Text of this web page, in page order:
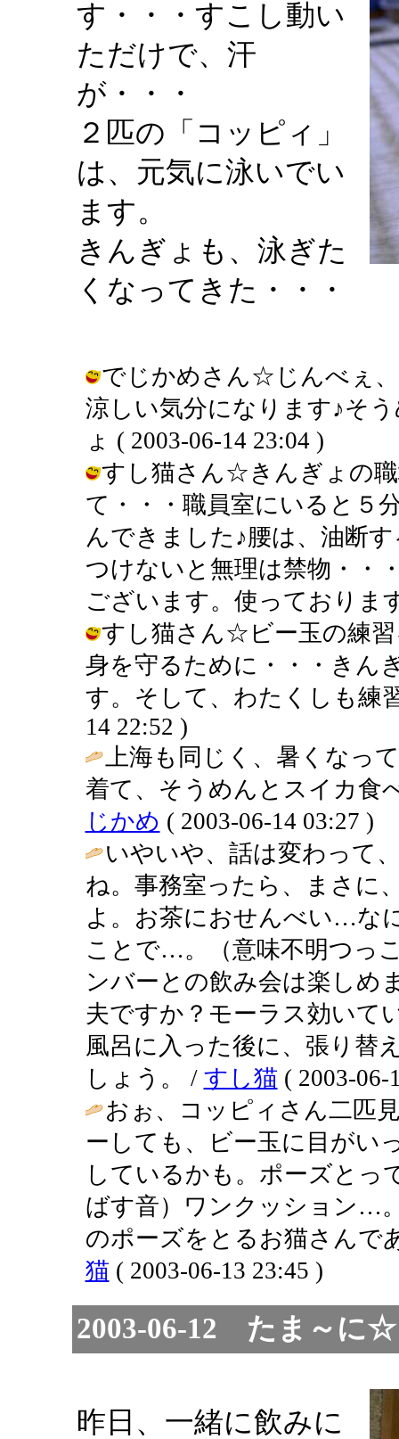
す・・・すこし動い
ただけで、汗
が・・・
２匹の「コッピィ」
は、元気に泳いでい
ます。
きんぎょも、泳ぎた
くなってきた・・・
でじかめさん☆じんべぇ
涼しい気分になります♪そ
ょ ( 2003-06-14 23:04 )
すし猫さん☆きんぎょの
て・・・職員室にいると５
んできました♪腰は、油断
つけないと無理は禁物・・
ございます。使っておりま
すし猫さん☆ビー玉の練
身を守るために・・・きん
す。そして、わたくしも練
14 22:52 )
上海も同じく、暑くなっ
着て、そうめんとスイカ
じかめ ( 2003-06-14 03:27 )
いやいや、話は変わって
ね。事務室ったら、まさに
よ。お茶におせんべい…な
ことで…。（意味不明つっ
ンバーとの飲み会は楽しめ
夫ですか？モーラス効いて
風呂に入った後に、張り替
しょう。 / すし猫 ( 2003-06-
おぉ、コッピィさん二
ーしても、ビー玉に目がい
しているかも。ポーズとっ
ばす音）ワンクッション
のポーズをとるお猫さんで
猫 ( 2003-06-13 23:45 )
2003-06-12 たま～に
昨日、一緒に飲みに